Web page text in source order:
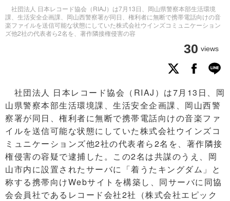
社団法人 日本レコード協会（RIAJ）は7月13日、岡山県警察本部生活環境
課、生活安全企画課、岡山西警察署が同日、権利者に無断で携帯電話向けの音
楽ファイルを送信可能な状態にしていた株式会社ウインズコミュニケーション
ズ他2社の代表者ら2名を、著作隣接権侵害の容
30 views
社団法人 日本レコード協会（RIAJ）は7月13日、岡
山県警察本部生活環境課、生活安全企画課、岡山西警
察署が同日、権利者に無断で携帯電話向けの音楽ファ
イルを送信可能な状態にしていた株式会社ウインズコ
ミュニケーションズ他2社の代表者ら2名を、著作隣接
権侵害の容疑で逮捕した。この2名は共謀のうえ、岡
山市内に設置されたサーバに「着うたキングダム」と
称する携帯向けWebサイトを構築し、同サーバに同協
会会員社であるレコード会社2社（株式会社エピック